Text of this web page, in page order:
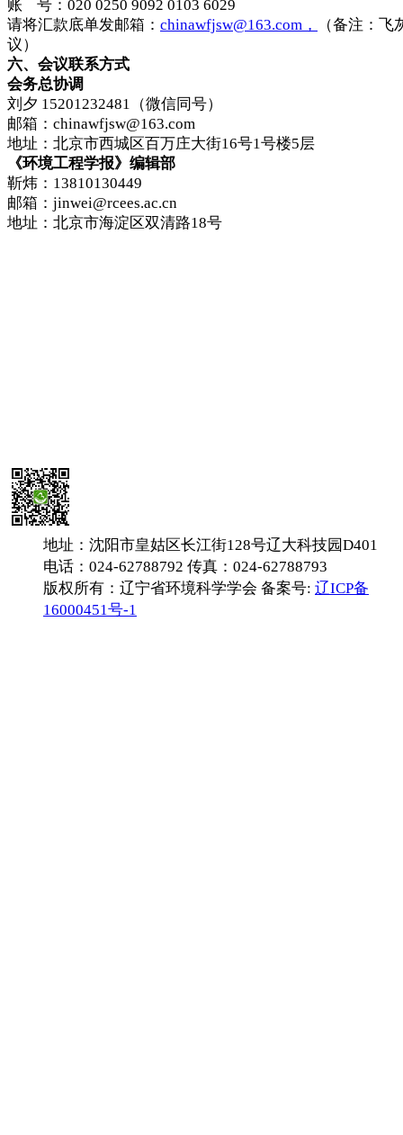
账 号：020 0250 9092 0103 6029
请将汇款底单发邮箱： chinawfjsw@163.com，
（备注：飞
议）
六、会议联系方式
会务总协调
刘夕 15201232481（微信同号）
邮箱：chinawfjsw@163.com
地址：北京市西城区百万庄大街16号1号楼5层
《环境工程学报》编辑部
靳炜：13810130449
邮箱：jinwei@rcees.ac.cn
地址：北京市海淀区双清路18号
地址：沈阳市皇姑区长江街128号辽大科技园D401
电话：024-62788792 传真：024-62788793
版权所有：辽宁省环境科学学会 备案号: 辽ICP备
16000451号-1